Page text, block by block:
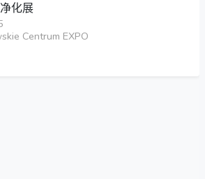
化展
Centrum EXPO